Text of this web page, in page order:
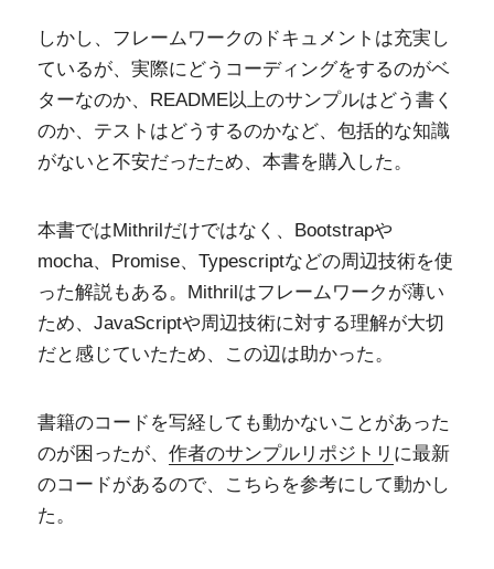
しかし、フレームワークのドキュメントは充実し
ているが、実際にどうコーディングをするのがベ
ターなのか、README以上のサンプルはどう書く
のか、テストはどうするのかなど、包括的な知識
がないと不安だったため、本書を購入した。
本書ではMithrilだけではなく、Bootstrapや
mocha、Promise、Typescriptなどの周辺技術を使
った解説もある。Mithrilはフレームワークが薄い
ため、JavaScriptや周辺技術に対する理解が大切
だと感じていたため、この辺は助かった。
書籍のコードを写経しても動かないことがあった
のが困ったが、 作者のサンプルリポジトリ に最新
のコードがあるので、こちらを参考にして動かし
た。